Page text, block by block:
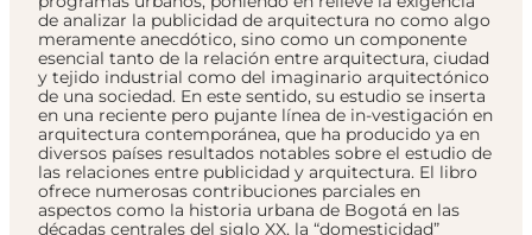
de analizar la publicidad de arquitectura no como algo
meramente anecdótico, sino como un componente
esencial tanto de la relación entre arquitectura, ciudad
y tejido industrial como del imaginario arquitectónico
de una sociedad. En este sentido, su estudio se inserta
en una reciente pero pujante línea de in-vestigación en
arquitectura contemporánea, que ha producido ya en
diversos países resultados notables sobre el estudio de
las relaciones entre publicidad y arquitectura. El libro
ofrece numerosas contribuciones parciales en
aspectos como la historia urbana de Bogotá en las
décadas centrales del siglo XX, la “domesticidad”